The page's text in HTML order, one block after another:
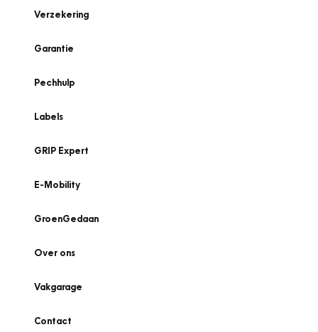
Verzekering
Garantie
Pechhulp
Labels
GRIP Expert
E-Mobility
GroenGedaan
Over ons
Vakgarage
Contact